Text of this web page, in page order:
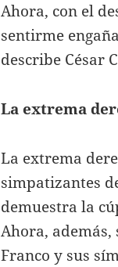
Ahora, con el
sentirme
describe César
La extrema
La extrema
simpatizantes
demuestra la
Ahora,
Franco y sus